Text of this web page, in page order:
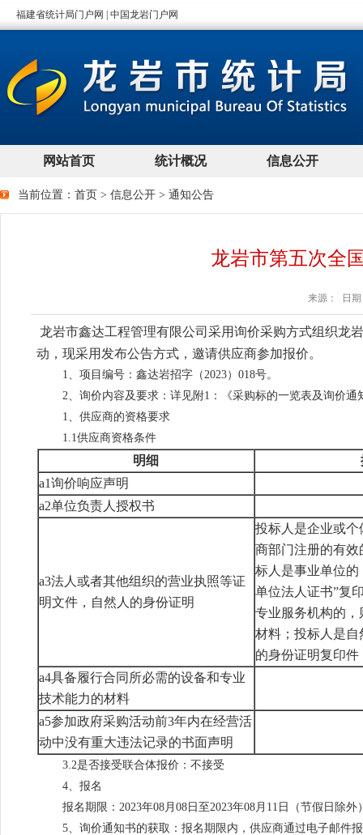
当前位置： 首页 > 信息公开 > 通知公告
龙岩市第五次全
来源： 日期
龙岩市鑫达工程管理有限公司采用询价采购方式组织龙
动，现采用发布公告方式，邀请供应商参加报价。
1、项目编号：鑫达岩招字（2023）018号。
2、询价内容及要求：详见附1 ：《采购标的一览表及询价通
1、供应商的资格要求
1.1供应商资格条件
明细
a1询价响应声明
a2单位负责人授权书
a3法人或者其他组织的营业执照等证
明文件，自然人的身份证明
投标人是企业或
商部门注册的有
标人是事业单位的
单位法人证书”复
专业服务机构的
材料；投标人是
的身份证明复印件
a4具备履行合同所必需的设备和专业
技术能力的材料
a5参加政府采购活动前3年内在经营活
动中没有重大违法记录的书面声明
3.2是否接受联合体报价：不接受
4、报名
报名期限：2023年08月08 日至2023年08月 11 日（节假日除外
5、询价通知书的获取：报名期限内，供应商通过电子邮件